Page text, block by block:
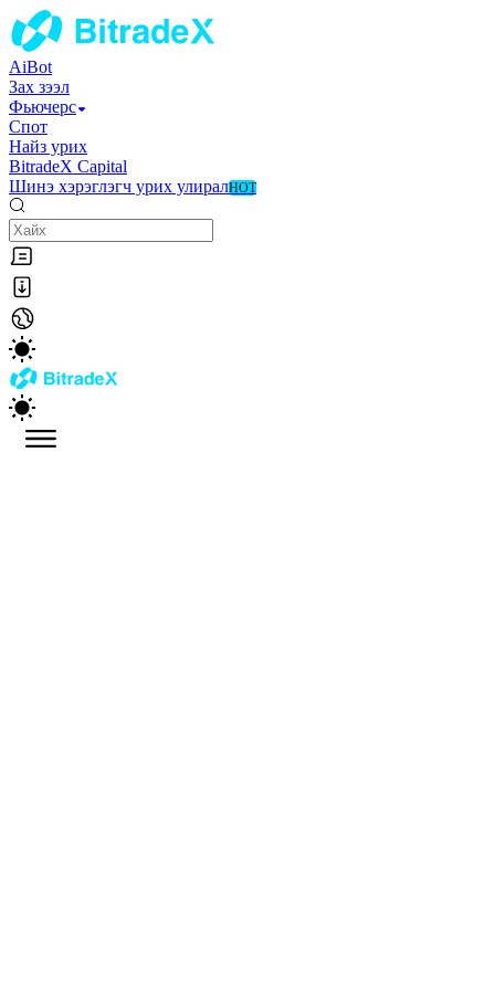
AiBot
Зах зээл
Фьючерс
Спот
Найз урих
BitradeX Capital
Шинэ хэрэглэгч урих улиралHOT